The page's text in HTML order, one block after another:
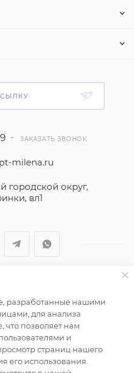
ЗАКАЗАТЬ ЗВОНОК
milena.ru
городской округ,
вл1
групп"
носит справочный
публичной офертой
пункта 2 статьи 437
Федерации.
опубликованных
разработанные нашими
для анализа
что позволяет нам
и
страниц нашего
его использования.